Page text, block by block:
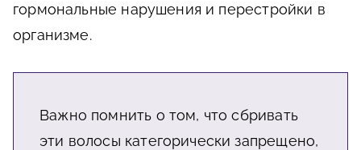
гормональные нарушения и перестройки в
организме.
Важно помнить о том, что сбривать
эти волосы категорически запрещено,